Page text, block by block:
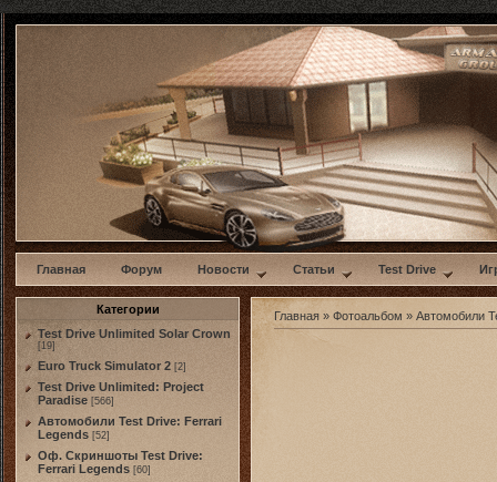
w
Главная Форум Новости Статьи Test Drive
Категории
Test Drive Unlimited Solar Crown
[19]
Euro Truck Simulator 2 [2]
Test Drive Unlimited: Project
Paradise [566]
Автомобили Test Drive: Ferrari
Legends [52]
Оф. Скриншоты Test Drive:
Ferrari Legends [60]
Главная » Фотоальбом » Автомобили